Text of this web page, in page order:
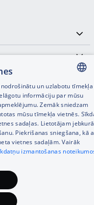
LATVIAN
RUSSIAN
ENGLISH
un uzlabotu tīmekļa
informāciju par mūsu
Zemāk sniedzam
mūsu tīmekļa vietnēs.
sadaļas. Lietotājam
Piekrišanas sniegšana, kā
vietnes sadaļām. Vairāk
izmantošanas